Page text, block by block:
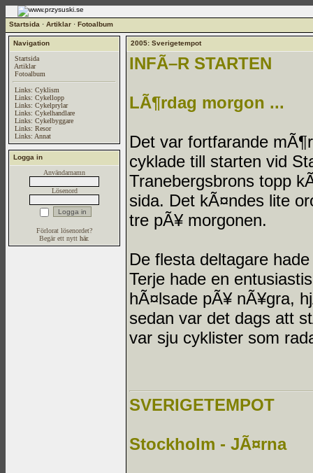
Startsida · Artiklar · Fotoalbum
Navigation
Startsida
Artiklar
Fotoalbum
Links: Cyklism
Links: Cykellopp
Links: Cykelprylar
Links: Cykelhandlare
Links: Cykelbyggare
Links: Resor
Links: Annat
Logga in
Användarnamn
Lösenord
Förlorat lösenordet?
Begär ett nytt här.
2005: Sverigetempot
INFÃ–R STARTEN
LÃ¶rdag morgon ...
Det var fortfarande
cyklade till starten vid
Tranebergsbrons topp
sida. Det kÃ¤ndes lite
tre pÃ¥ morgonen.
De flesta deltagare
Terje hade en
hÃ¤lsade pÃ¥ nÃ¥gra,
sedan var det dags att
var sju cyklister som
SVERIGETEMPOT
Stockholm - JÃ¤rna